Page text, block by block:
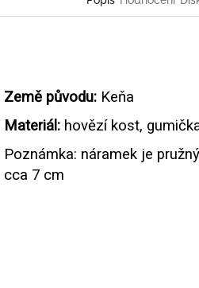
Země původu: Keňa
Materiál: hovězí kost,
Poznámka: náramek je
cca 7 cm